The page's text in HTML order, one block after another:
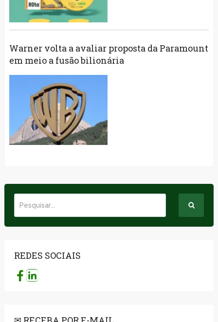
Warner volta a avaliar proposta da Paramount
em meio a fusão bilionária
REDES SOCIAIS